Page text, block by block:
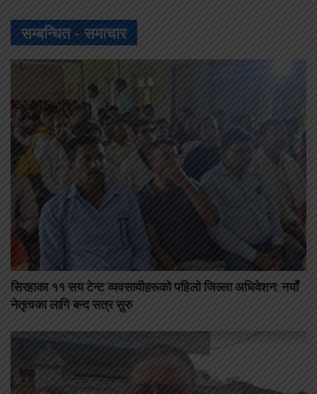
सम्बन्धित - समाचार
सिरहाका ११ सय टेन्ट व्यवसायीहरूको पहिलो जिल्ला अधिवेशन: नयाँ
नेतृत्वका लागि बन्द सत्र सुरु